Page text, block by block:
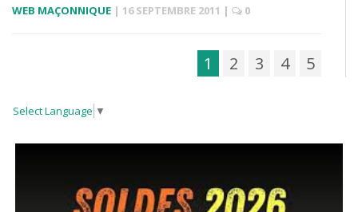
WEB MAÇONNIQUE | 16 SEPTEMBRE 2011 | 0
1 2 3 4 5
Select Language ▼